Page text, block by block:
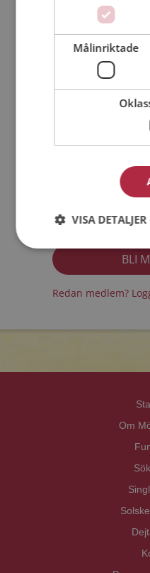
Min ålder:
Redan medlem?
Om
Målinriktade
VISA DETALJER